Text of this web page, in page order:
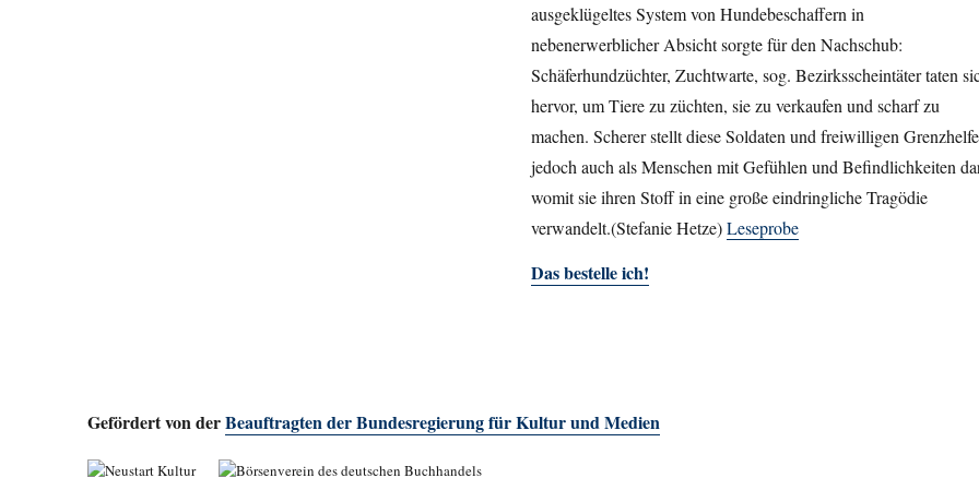
ausgeklügeltes System von Hundebeschaffern in
nebenerwerblicher Absicht sorgte für den Nachschub:
Schäferhundzüchter, Zuchtwarte, sog. Bezirksscheintäter taten
hervor, um Tiere zu züchten, sie zu verkaufen und scharf zu
machen. Scherer stellt diese Soldaten und freiwilligen
jedoch auch als Menschen mit Gefühlen und Befindlichkeiten
womit sie ihren Stoff in eine große eindringliche Tragödie
verwandelt.(Stefanie Hetze)Leseprobe
Das bestelle ich!
Gefördert von derBeauftragten der Bundesregierung für Kultur und Medien